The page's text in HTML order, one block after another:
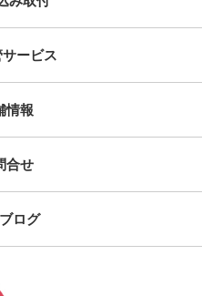
ービス
情報
合せ
ログ